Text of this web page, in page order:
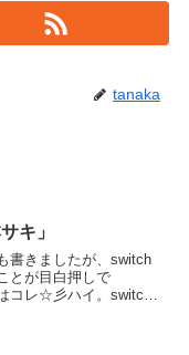
tanaka
キ」
書きましたが、switch
とが目白押しで
コレ☆彡ハイ。switch